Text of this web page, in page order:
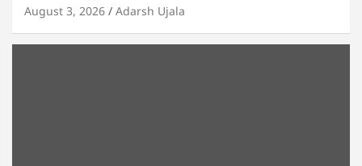
August 3, 2026 Adarsh Ujala